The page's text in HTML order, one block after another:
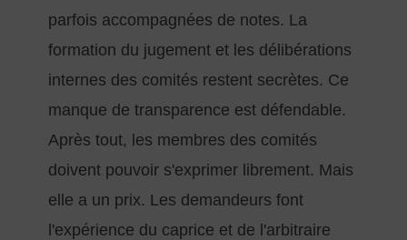
parfois accompagnées de notes. La
formation du jugement et les délibérations
internes des comités restent secrètes. Ce
manque de transparence est défendable.
Après tout, les membres des comités
doivent pouvoir s'exprimer librement. Mais
elle a un prix. Les demandeurs font
l'expérience du caprice et de l'arbitraire